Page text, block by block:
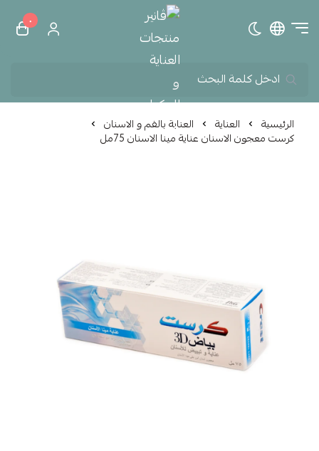
تبديل الوضع الداكنڤانير منتجات العناية و
٠
الرئيسية العناية العناية بالفم و الاسنان
كرست معجون الاسنان عناية مينا الاسنان 75مل